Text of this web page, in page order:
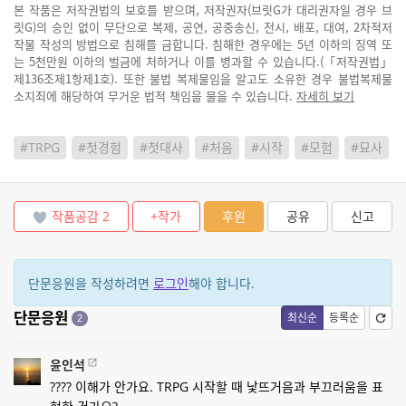
본 작품은 저작권법의 보호를 받으며, 저작권자(브릿G가 대리권자일 경우 브
릿G)의 승인 없이 무단으로 복제, 공연, 공중송신, 전시, 배포, 대여, 2차적저
작물 작성의 방법으로 침해를 금합니다. 침해한 경우에는 5년 이하의 징역 또
는 5천만원 이하의 벌금에 처하거나 이를 병과할 수 있습니다.(「저작권법」
제136조제1항제1호). 또한 불법 복제물임을 알고도 소유한 경우 불법복제물
소지죄에 해당하여 무거운 법적 책임을 물을 수 있습니다. 자세히 보기
#TRPG #첫경험 #첫대사 #처음 #시작 #모험 #묘사
작품공감 2 +작가 후원 공유 신고
단문응원을 작성하려면 로그인해야 합니다.
최신순 등록순
단문응원 2
윤인석
???? 이해가 안가요. TRPG 시작할 때 낯뜨거음과 부끄러움을 표